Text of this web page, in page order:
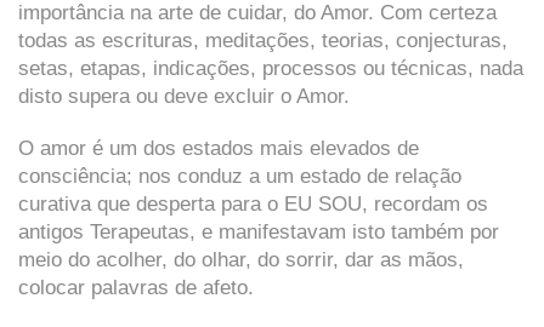
importância na arte de cuidar, do Amor. Com certeza
todas as escrituras, meditações, teorias, conjecturas,
setas, etapas, indicações, processos ou técnicas, nada
disto supera ou deve excluir o Amor.
O amor é um dos estados mais elevados de
consciência; nos conduz a um estado de relação
curativa que desperta para o EU SOU, recordam os
antigos Terapeutas, e manifestavam isto também por
meio do acolher, do olhar, do sorrir, dar as mãos,
colocar palavras de afeto.